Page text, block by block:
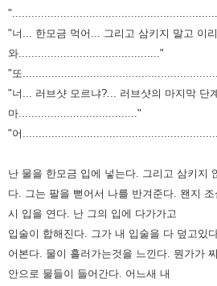
"너... 한모금 먹어... 그리고 삼키지 말고 이리
와............................................"
"또
"너... 러브샷 모르냐?... 러브샷의 마지막 단
마....................................."
"어
난 물을 한모금 입에 넣는다. 그리고 삼키지
다.
그는 팔을 뻗어서 나를 반겨준다. 왠지 조
시 입을 연다. 난 그의 입에 다가가고
입술이 합해진다.
그가 내 입술을 다 덮고있
어본다. 물이 흘러가는것을 느낀다. 뭔가가
안으로 물들이 들어간다. 어느새 내